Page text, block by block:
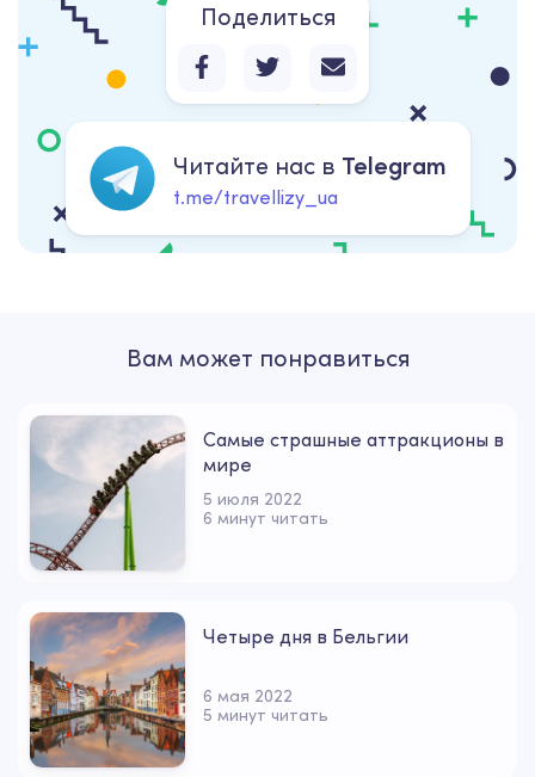
Поделиться
Читайте нас в Telegram
t.me/travellizy_ua
Вам может понравиться
Самые страшные аттракционы в
мире
5 июля 2022
6 минут читать
Четыре дня в Бельгии
6 мая 2022
5 минут читать